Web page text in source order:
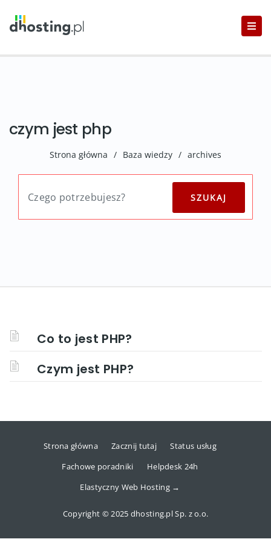
czym jest php
Strona główna / Baza wiedzy / archives
Co to jest PHP?
Czym jest PHP?
Strona główna Zacznij tutaj
Status usług
Fachowe poradniki
Helpdesk 24h
Elastyczny Web Hosting →
Copyright © 2025 dhosting.pl Sp. z o.o.